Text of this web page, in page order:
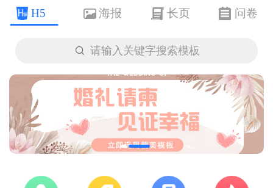
H5 海报 长页 问卷
 请输入关键字搜索模板